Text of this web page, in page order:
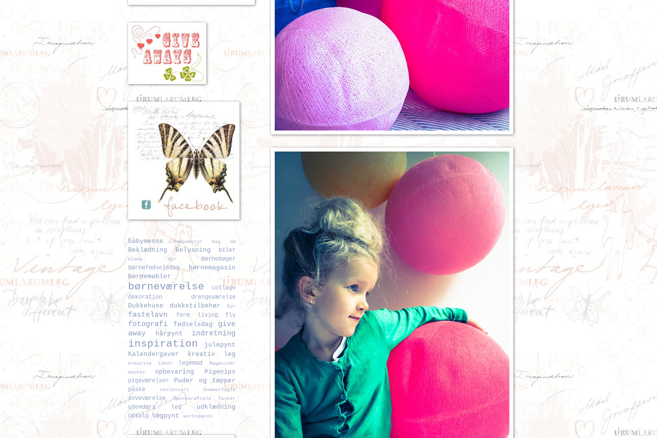
babymesse babyudstyr bag om
Beklædning Belysning biler
bløde dyr
Børnebøger
børnefødselsdag
børnemagasin
børnemøbler
børneværelse
collage
dekoration
drengeværelse
Dukkehuse dukketilbehør Dyr
fastelavn ferm living fly
fotografi fødselsdag
give
away
hårpynt indretning
inspiration
julepynt
Kalendergaver
kreativ leg
kreative ideer legemad
Magasiner
masker
opbevaring Pigenips
pigeværelser Puder og tæpper
påske skolestart Sommerfugle
soveværelse Sponsoraftale Tasker
udendørs leg udklædning
Udsalg Vægpynt workspaces